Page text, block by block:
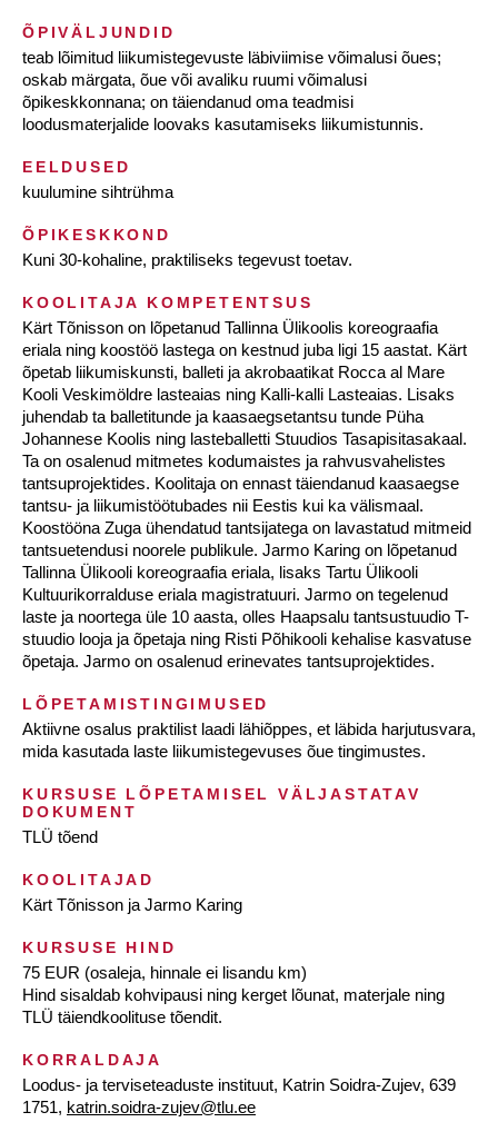
ÕPIVÄLJUNDID
teab lõimitud liikumistegevuste läbiviimise võimalusi õues;
oskab märgata, õue või avaliku ruumi võimalusi
õpikeskkonnana; on täiendanud oma teadmisi
loodusmaterjalide loovaks kasutamiseks liikumistunnis.
EELDUSED
kuulumine sihtrühma
ÕPIKESKKOND
Kuni 30-kohaline, praktiliseks tegevust toetav.
KOOLITAJA KOMPETENTSUS
Kärt Tõnisson on lõpetanud Tallinna Ülikoolis koreograafia
eriala ning koostöö lastega on kestnud juba ligi 15 aastat. Kärt
õpetab liikumiskunsti, balleti ja akrobaatikat Rocca al Mare
Kooli Veskimöldre lasteaias ning Kalli-kalli Lasteaias. Lisaks
juhendab ta balletitunde ja kaasaegsetantsu tunde Püha
Johannese Koolis ning lasteballetti Stuudios Tasapisitasakaal.
Ta on osalenud mitmetes kodumaistes ja rahvusvahelistes
tantsuprojektides. Koolitaja on ennast täiendanud kaasaegse
tantsu- ja liikumistöötubades nii Eestis kui ka välismaal.
Koostööna Zuga ühendatud tantsijatega on lavastatud mitmeid
tantsuetendusi noorele publikule. Jarmo Karing on lõpetanud
Tallinna Ülikooli koreograafia eriala, lisaks Tartu Ülikooli
Kultuurikorralduse eriala magistratuuri. Jarmo on tegelenud
laste ja noortega üle 10 aasta, olles Haapsalu tantsustuudio T-
stuudio looja ja õpetaja ning Risti Põhikooli kehalise kasvatuse
õpetaja. Jarmo on osalenud erinevates tantsuprojektides.
LÕPETAMISTINGIMUSED
Aktiivne osalus praktilist laadi lähiõppes, et läbida harjutusvara,
mida kasutada laste liikumistegevuses õue tingimustes.
KURSUSE LÕPETAMISEL VÄLJASTATAV
DOKUMENT
TLÜ tõend
KOOLITAJAD
Kärt Tõnisson ja Jarmo Karing
KURSUSE HIND
75 EUR (osaleja, hinnale ei lisandu km)
Hind sisaldab kohvipausi ning kerget lõunat, materjale ning
TLÜ täiendkoolituse tõendit.
KORRALDAJA
Loodus- ja terviseteaduste instituut, Katrin Soidra-Zujev, 639
1751, katrin.soidra-zujev@tlu.ee